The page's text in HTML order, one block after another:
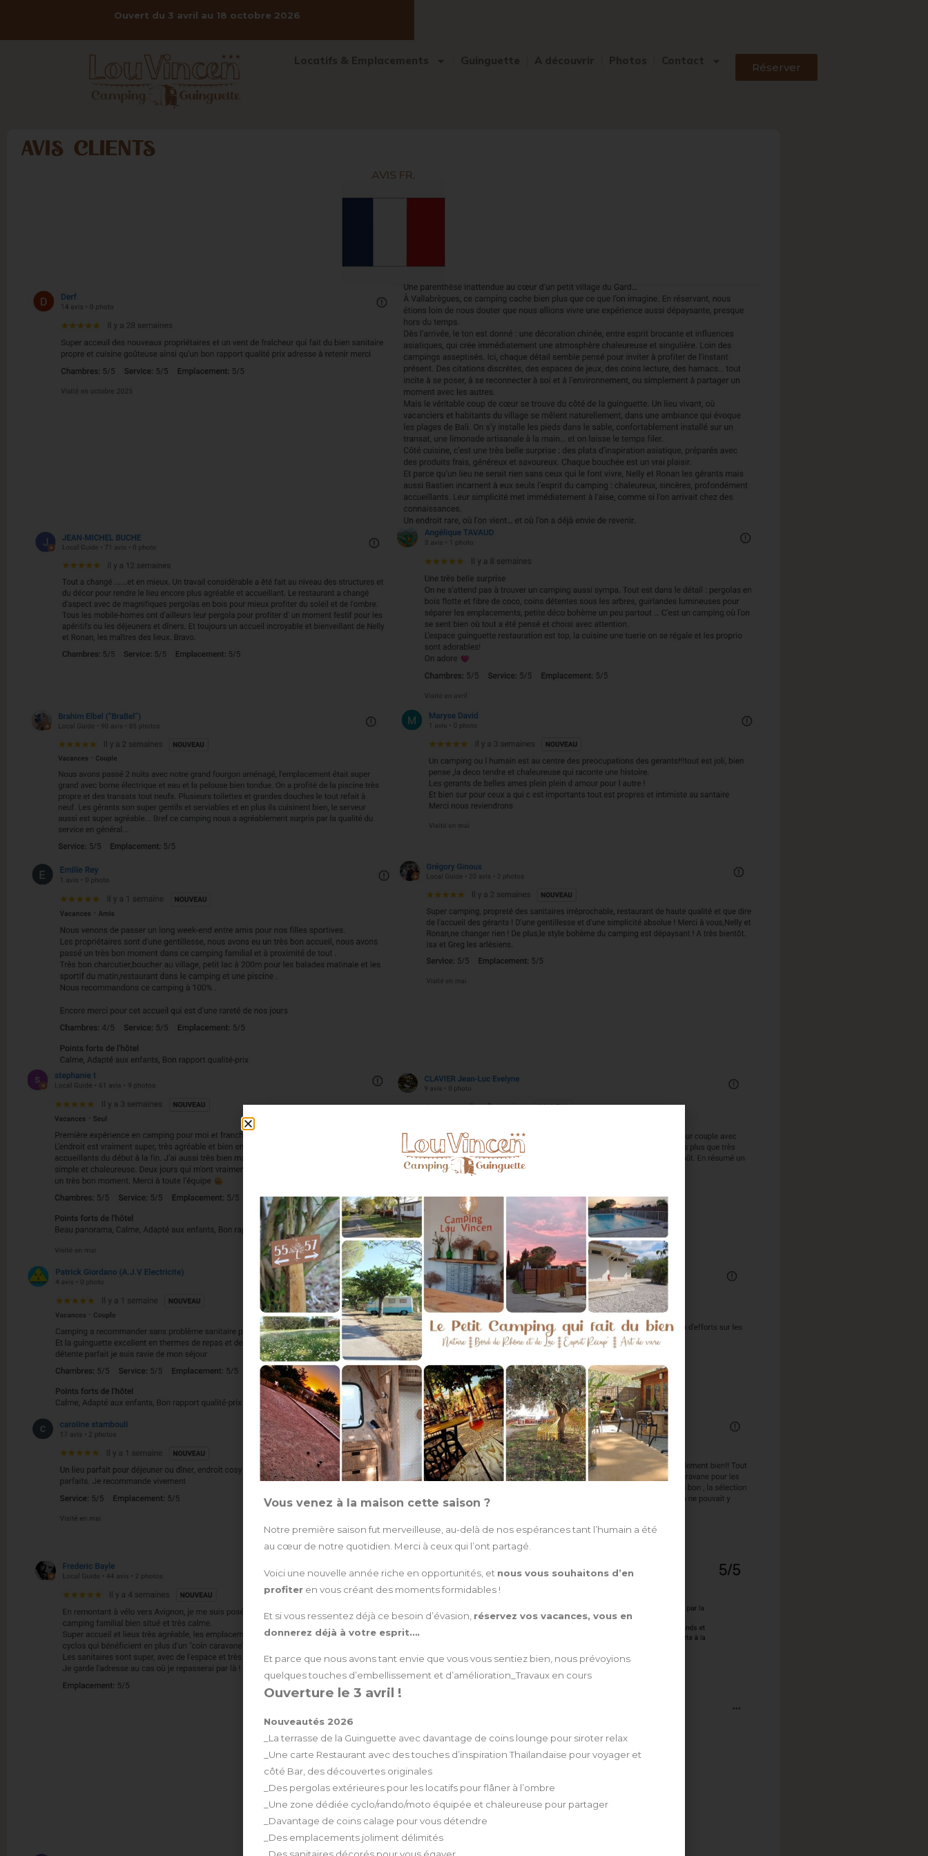
Ouvert du 3 avril au 18 octobre 2026
Réserver
AVIS CLIENTS
AVIS FR.
ENGLISH
Vous venez à la maison cette saison ?
Notre première saison fut merveilleuse, au-delà de nos espérances tant l’humain a été
au cœur de notre quotidien. Merci à ceux qui l’ont partagé.
Voici une nouvelle année riche en opportunités, et nous vous souhaitons d’en
profiter en vous créant des moments formidables !
Et si vous ressentez déjà ce besoin d’évasion, réservez vos vacances, vous en
donnerez déjà à votre esprit….
Et parce que nous avons tant envie que vous vous sentiez bien, nous prévoyions
quelques touches d’embellissement et d’amélioration_Travaux en cours
Ouverture le 3 avril !
Nouveautés 2026
_La terrasse de la Guinguette avec davantage de coins lounge pour siroter relax
_Une carte Restaurant avec des touches d’inspiration Thaïlandaise pour voyager et
côté Bar, des découvertes originales
_Des pergolas extérieures pour les locatifs pour flâner à l’ombre
_Une zone dédiée cyclo/rando/moto équipée et chaleureuse pour partager
_Davantage de coins calage pour vous détendre
_Des emplacements joliment délimités